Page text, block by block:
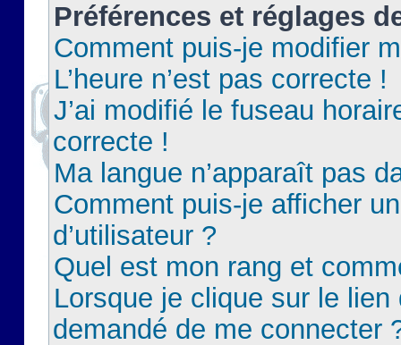
Préférences et réglages
Comment puis-je modifier
L’heure n’est pas correcte !
J’ai modifié le fuseau
correcte !
Ma langue n’apparaît pas
Comment puis-je afficher
d’utilisateur ?
Quel est mon rang et
Lorsque je clique sur le lien
demandé de me connecter